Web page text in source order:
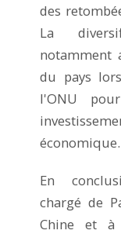
des
La
notamment
du pays
l'ONU
économique.
En
chargé de
Chine et à